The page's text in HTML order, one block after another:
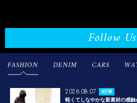
Follow Us
FASHION DENIM CARS
2026.08.07
NEW
軽くてしなやかな新素材の感触